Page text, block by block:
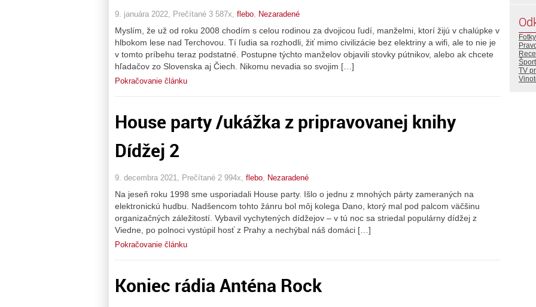
9. januára 2022, Prečítané 3 587x, flebo, Nezaradené
Myslím, že už od roku 2008 chodím s celou rodinou za dvojicou ľudí, manželmi, ktorí žijú v chalúpke v
hlbokom lese nad Terchovou. Tí ľudia sa rozhodli, žiť mimo civilizácie bez elektriny a wifi, ale to nie je
v tomto príbehu teraz podstatné. Postupne týchto manželov objavili stovky pútnikov, alebo ak chcete
hľadačov zo Slovenska aj Čiech. Nikomu nevadia so svojim […]
Pokračovanie článku
House party /ukážka z pripravovanej knihy
Dídžej 2
9. decembra 2021, Prečítané 2 994x, flebo Nezaradené
Na jeseň roku 1998 sme usporiadali House party. Išlo o jednu z mnohých párty zameraných na
elektronickú hudbu. Nadšencom tohto žánru bol môj kolega Dano, ktorý mal pod palcom väčšinu
organizačných záležitostí. Vybavil vychytených dídžejov – v tú noc sa striedal populárny dídžej z
Viedne, po polnoci vystúpil hosť z Prahy a nechýbal náš domáci […]
Pokračovanie článku
Koniec rádia Anténa Rock
Fotky
Šport
TV